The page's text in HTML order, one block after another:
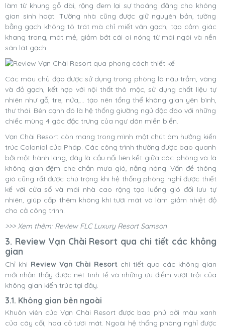
làm từ khung gỗ dài, rộng đem lại sự thoáng đãng cho không
gian sinh hoạt. Tường nhà cũng được giữ nguyên bản, tường
bằng gạch không tô trát mà chỉ miết vân gạch, tạo cảm giác
khang trang, mát mẻ, giảm bớt cái oi nóng từ mái ngói và nền
sân lát gạch.
Các màu chủ đạo được sử dụng trong phòng là nâu trầm, vàng
và đỏ gạch, kết hợp với nội thất thô mộc, sử dụng chất liệu tự
nhiên như gỗ, tre, nứa,... tạo nên tổng thể không gian yên bình,
thư thái. Bên cạnh đó là hệ thống giường ngủ độc đáo với những
chiếc mùng 4 góc đặc trưng của ngư dân miền biển.
Vạn Chài Resort còn mang trong mình một chút âm hưởng kiến
trúc Colonial của Pháp. Các công trình thường được bao quanh
bởi một hành lang, đây là cầu nối liên kết giữa các phòng và là
không gian đệm che chắn mưa gió, nắng nóng. Vấn đề thông
gió cũng rất được chú trọng khi hệ thống phòng nghỉ được thiết
kế với cửa sổ và mái nhà cao rộng tạo luồng gió đối lưu tự
nhiên, giúp cấp thêm không khí tươi mát và làm giảm nhiệt độ
cho cả công trình.
>>> Xem thêm: Review FLC Luxury Resort Samson
3. Review Vạn Chài Resort qua chi tiết các không
gian
Chỉ khi Review Vạn Chài Resort chi tiết qua các không gian
mới nhận thấy được nét tinh tế và những ưu điểm vượt trội của
không gian kiến trúc tại đây.
3.1. Không gian bên ngoài
Khuôn viên củaVạn Chài Resort được bao phủ bởi màu xanh
của cây cối, hoa cỏ tươi mát. Ngoài hệ thống phòng nghỉ được